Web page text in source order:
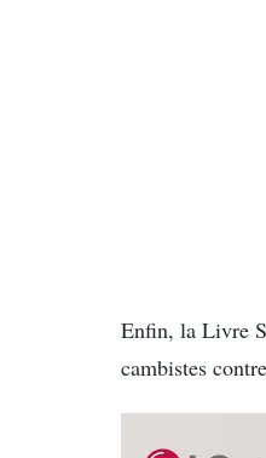
Enfin, la Livre
cambistes